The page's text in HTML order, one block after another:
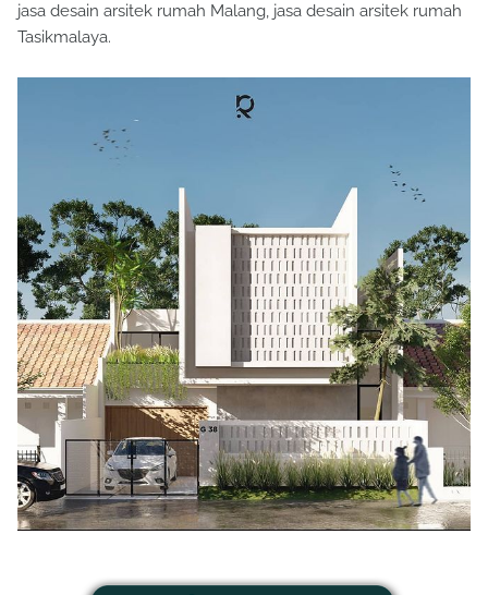
jasa desain arsitek rumah Malang, jasa desain arsitek rumah
Tasikmalaya.